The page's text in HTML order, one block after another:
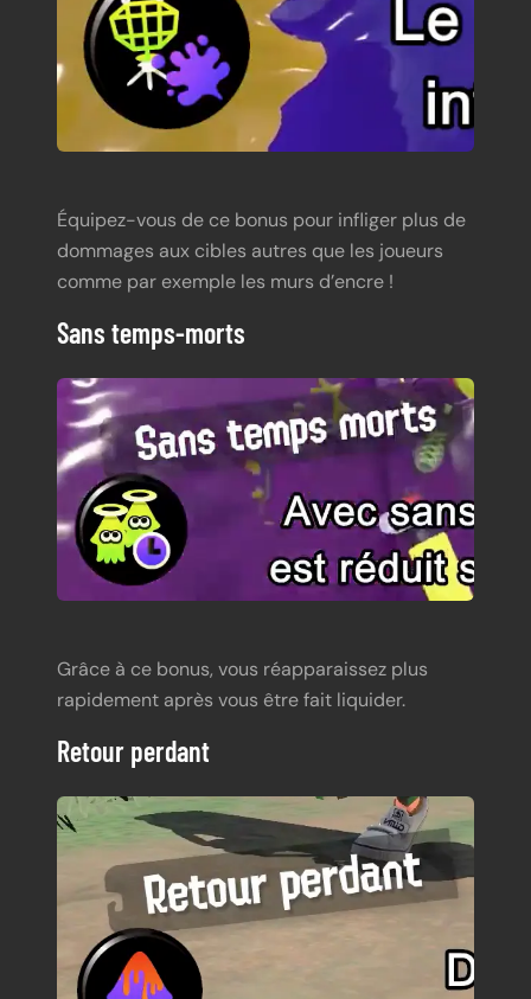
Équipez-vous de ce bonus pour infliger plus de
dommages aux cibles autres que les joueurs
comme par exemple les murs d’encre !
Sans temps-morts
Grâce à ce bonus, vous réapparaissez plus
rapidement après vous être fait liquider.
Retour perdant